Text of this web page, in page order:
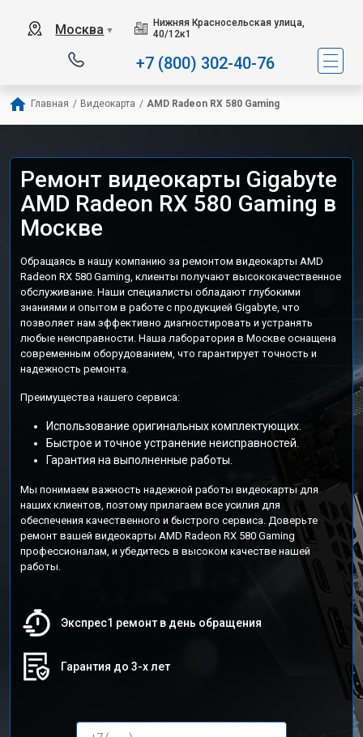
Москва ▼
Нижняя Красносельская улица,
40/12к1
+7 (800) 302-40-76
Главная / Видеокарта / AMD Radeon RX 580 Gaming
Ремонт видеокарты Gigabyte
AMD Radeon RX 580 Gaming в
Москве
Обращаясь в нашу компанию за ремонтом видеокарты AMD
Radeon RX 580 Gaming, клиенты получают высококачественное
обслуживание. Наши специалисты обладают глубокими
знаниями и опытом в работе с продукцией Gigabyte, что
позволяет нам эффективно диагностировать и устранять
любые неисправности. Наша лаборатория в Москве оснащена
современным оборудованием, что гарантирует точность и
надежность ремонта.
Преимущества нашего сервиса:
Использование оригинальных комплектующих.
Быстрое и точное устранение неисправностей.
Гарантия на выполненные работы.
Мы понимаем важность надежной работы видеокарты для
наших клиентов, поэтому прилагаем все усилия для
обеспечения качественного и быстрого сервиса. Доверьте
ремонт вашей видеокарты AMD Radeon RX 580 Gaming
профессионалам, и убедитесь в высоком качестве нашей
работы.
Экспрес1 ремонт в день обращения
Гарантия до 3-х лет